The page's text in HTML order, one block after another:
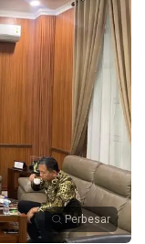
Perbesar